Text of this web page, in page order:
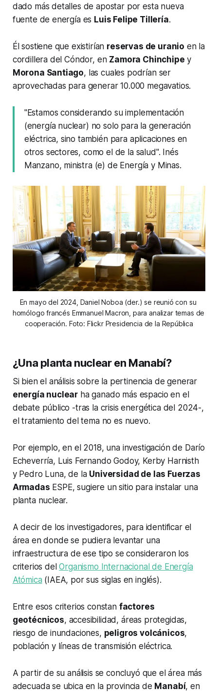
dado más detalles de apostar por esta nueva
fuente de energía es Luis Felipe Tillería.
Él sostiene que existirían reservas de uranio en la
cordillera del Cóndor, en Zamora Chinchipe y
Morona Santiago, las cuales podrían ser
aprovechadas para generar 10.000 megavatios.
"Estamos considerando su implementación
(energía nuclear) no solo para la generación
eléctrica, sino también para aplicaciones en
otros sectores, como el de la salud". Inés
Manzano, ministra (e) de Energía y Minas.
En mayo del 2024, Daniel Noboa (der.) se reunió con su
homólogo francés Emmanuel Macron, para analizar temas de
cooperación. Foto: Flickr Presidencia de la República
¿Una planta nuclear en Manabí?
Si bien el análisis sobre la pertinencia de generar
energía nuclear ha ganado más espacio en el
debate público -tras la crisis energética del 2024-,
el tratamiento del tema no es nuevo.
Por ejemplo, en el 2018, una investigación de Darío
Echeverría, Luis Fernando Godoy, Kerby Harnisth
y Pedro Luna, de la Universidad de las Fuerzas
Armadas ESPE, sugiere un sitio para instalar una
planta nuclear.
A decir de los investigadores, para identificar el
área en donde se pudiera levantar una
infraestructura de ese tipo se consideraron los
criterios delOrganismo Internacional de Energía
Atómica (IAEA, por sus siglas en inglés).
Entre esos criterios constan factores
geotécnicos, accesibilidad, áreas protegidas,
riesgo de inundaciones, peligros volcánicos,
población y líneas de transmisión eléctrica.
A partir de su análisis se concluyó que el área más
adecuada se ubica en la provincia de Manabí, en